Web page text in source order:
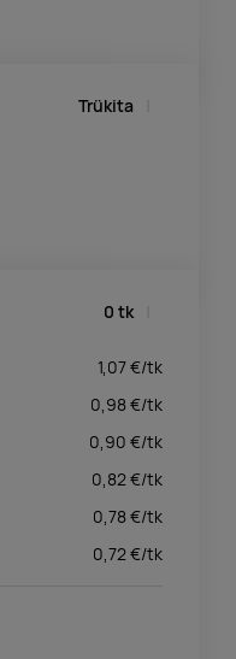
Trükita
0 tk
1,07€/tk
0,98€/tk
0,90 €/tk
0,82€/tk
0,78€/tk
0,72€/tk